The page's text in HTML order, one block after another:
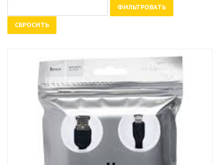
ФИЛЬТРОВАТЬ
СБРОСИТЬ